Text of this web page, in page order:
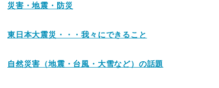
災害・地震・防災
東日本大震災・・・我々にできること
自然災害（地震・台風・大雪など）の話題